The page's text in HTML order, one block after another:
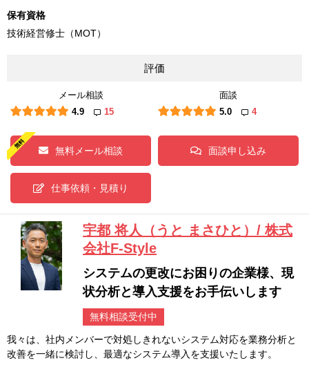
保有資格
技術経営修士（MOT）
評価
メール相談
4.9
15
面談
5.0
4
無料メール相談 面談申し込み
仕事依頼・見積り
宇都 将人（うと まさひと）/ 株式
会社F-Style
システムの更改にお困りの企業様、現
状分析と導入支援をお手伝いします
無料相談受付中
我々は、社内メンバーで対処しきれないシステム対応を業務分析と
改善を一緒に検討し、最適なシステム導入を支援いたします。